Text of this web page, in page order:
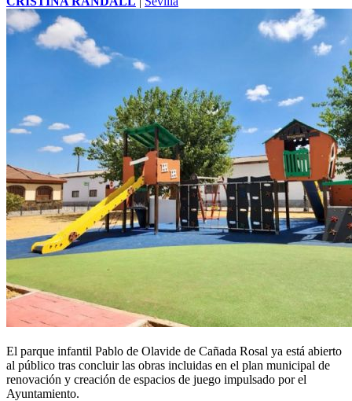
El parque infantil Pablo de Olavide de Cañada Rosal ya está abierto
al público tras concluir las obras incluidas en el plan municipal de
renovación y creación de espacios de juego impulsado por el
Ayuntamiento.